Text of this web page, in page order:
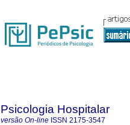
Psicologia Hospitalar
versão On-line ISSN 2175-3547